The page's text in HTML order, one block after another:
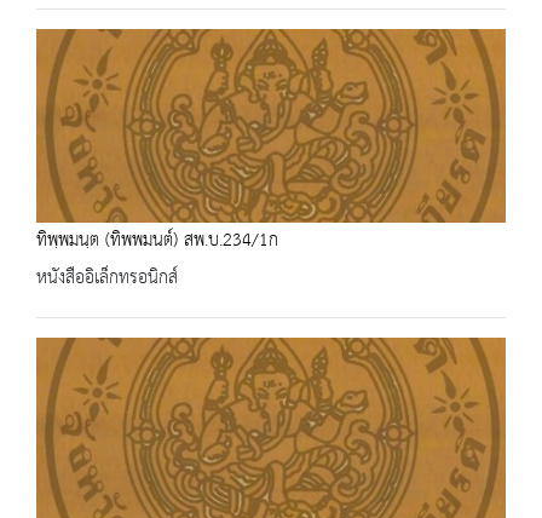
ทิพฺพมนฺต (ทิพพมนต์) สพ.บ.234/1ก
หนังสืออิเล็กทรอนิกส์